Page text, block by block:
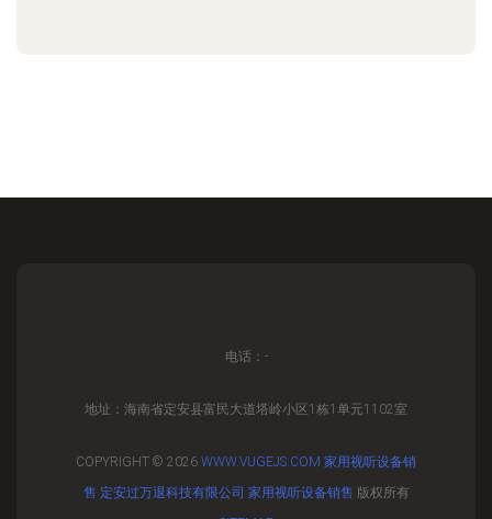
电话：-
地址：海南省定安县富民大道塔岭小区1栋1单元1102室
COPYRIGHT © 2026 WWW.VUGEJS.COM 家用视听设备销
售 定安过万退科技有限公司 家用视听设备销售 版权所有